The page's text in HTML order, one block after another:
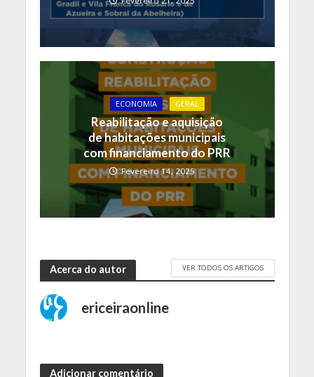
ECONOMIA GERAL
Reabilitação e aquisição
de habitações municipais
com financiamento do PRR
Fevereiro 14, 2025
Acerca do autor VER TODOS OS ARTIGOS
ericeiraonline
Adicionar comentário